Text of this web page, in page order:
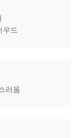
우드
러움